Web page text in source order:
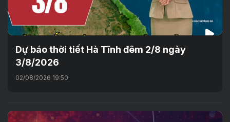
Dự báo thời tiết Hà Tĩnh đêm 2/8 ngày
3/8/2026
02/08/2026 19:50